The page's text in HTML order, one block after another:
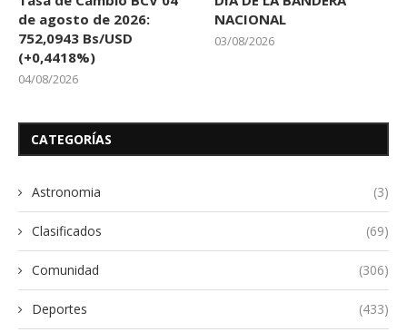
de agosto de 2026:
752,0943 Bs/USD
(+0,4418%)
04/08/2026
NACIONAL
03/08/2026
CATEGORÍAS
Astronomia (3)
Clasificados (69)
Comunidad (306)
Deportes (433)